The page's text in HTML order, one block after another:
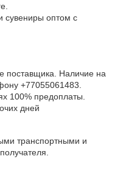
сувениры оптом с
поставщика. Наличие на
+77055061483.
100% предоплаты.
дней
транспортными и